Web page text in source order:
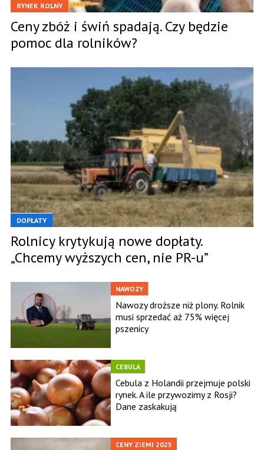
RYNEK ROLNY
Ceny zbóż i świń spadają. Czy będzie
pomoc dla rolników?
DOPŁATY
Rolnicy krytykują nowe dopłaty.
„Chcemy wyższych cen, nie PR-u”
NAWOZY
Nawozy droższe niż plony. Rolnik
musi sprzedać aż 75% więcej
pszenicy
CEBULA
Cebula z Holandii przejmuje polski
rynek. A ile przywozimy z Rosji?
Dane zaskakują
CENY ZIEMI 2025